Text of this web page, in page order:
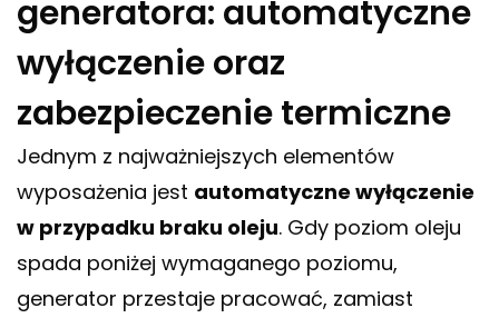
generatora: automatyczne
wyłączenie oraz
zabezpieczenie termiczne
Jednym z najważniejszych elementów
wyposażenia jest automatyczne wyłączenie
w przypadku braku oleju. Gdy poziom oleju
spada poniżej wymaganego poziomu,
generator przestaje pracować, zamiast